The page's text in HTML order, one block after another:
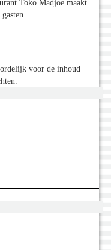
Toko Madjoe maakt
voor de inhoud